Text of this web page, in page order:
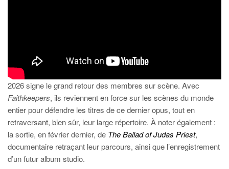
2026 signe le grand retour des membres sur scène. Avec
Faithkeepers, ils reviennent en force sur les scènes du monde
entier pour défendre les titres de ce dernier opus, tout en
retraversant, bien sûr, leur large répertoire. À noter également :
la sortie, en février dernier, de The Ballad of Judas Priest,
documentaire retraçant leur parcours, ainsi que l’enregistrement
d’un futur album studio.